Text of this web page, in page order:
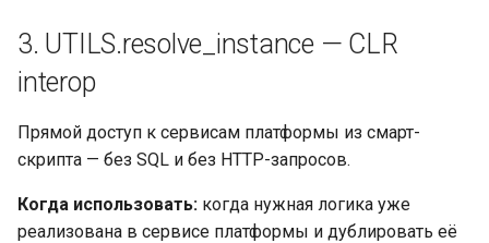
3. UTILS.resolve_instance — CLR
interop
Прямой доступ к сервисам платформы из смарт-
скрипта — без SQL и без HTTP-запросов.
Когда использовать: когда нужная логика уже
реализована в сервисе платформы и дублировать её